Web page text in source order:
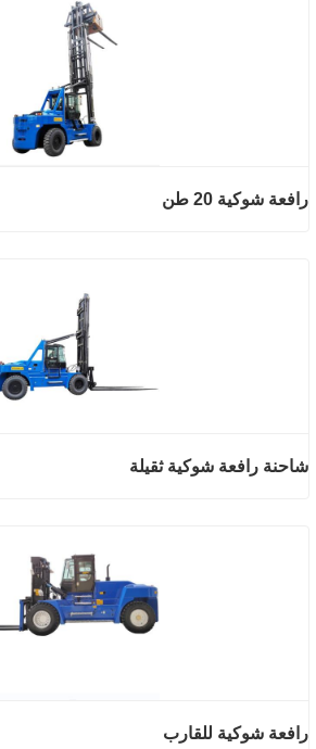
رافعة شوكية 20 طن
شاحنة رافعة شوكية ثقيلة
رافعة شوكية للقارب